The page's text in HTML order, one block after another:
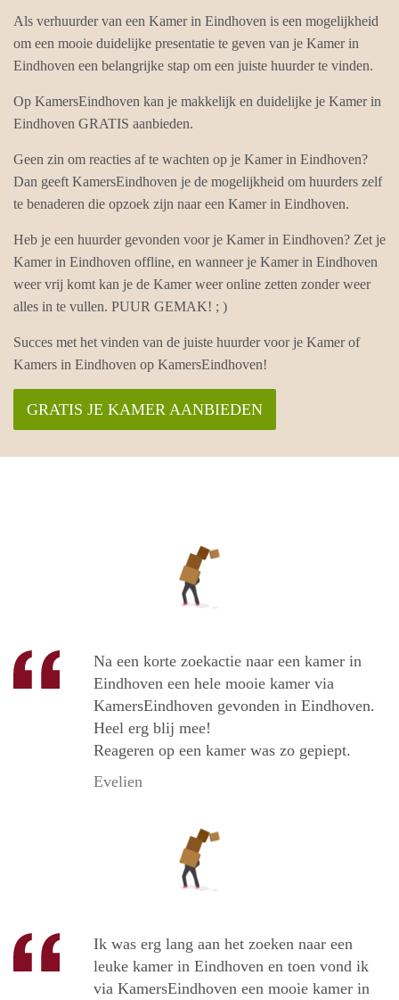
Als verhuurder van een Kamer in Eindhoven is een mogelijkheid
om een mooie duidelijke presentatie te geven van je Kamer in
Eindhoven een belangrijke stap om een juiste huurder te vinden.
Op KamersEindhoven kan je makkelijk en duidelijke je Kamer in
Eindhoven GRATIS aanbieden.
Geen zin om reacties af te wachten op je Kamer in Eindhoven?
Dan geeft KamersEindhoven je de mogelijkheid om huurders zelf
te benaderen die opzoek zijn naar een Kamer in Eindhoven.
Heb je een huurder gevonden voor je Kamer in Eindhoven? Zet je
Kamer in Eindhoven offline, en wanneer je Kamer in Eindhoven
weer vrij komt kan je de Kamer weer online zetten zonder weer
alles in te vullen. PUUR GEMAK! ; )
Succes met het vinden van de juiste huurder voor je Kamer of
Kamers in Eindhoven op KamersEindhoven!
GRATIS JE KAMER AANBIEDEN
Na een korte zoekactie naar een kamer in
Eindhoven een hele mooie kamer via
KamersEindhoven gevonden in Eindhoven.
Heel erg blij mee!
Reageren op een kamer was zo gepiept.
Evelien
Ik was erg lang aan het zoeken naar een
leuke kamer in Eindhoven en toen vond ik
via KamersEindhoven een mooie kamer in